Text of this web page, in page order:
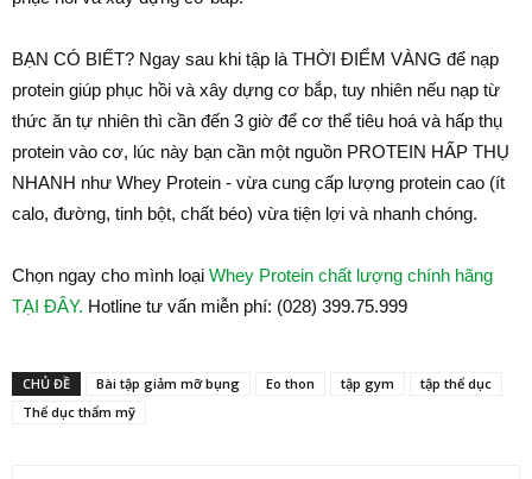
BẠN CÓ BIẾT? Ngay sau khi tập là THỜI ĐIỂM VÀNG để nạp
protein giúp phục hồi và xây dựng cơ bắp, tuy nhiên nếu nạp từ
thức ăn tự nhiên thì cần đến 3 giờ để cơ thể tiêu hoá và hấp thụ
protein vào cơ, lúc này bạn cần một nguồn PROTEIN HẤP THỤ
NHANH như Whey Protein - vừa cung cấp lượng protein cao (ít
calo, đường, tinh bột, chất béo) vừa tiện lợi và nhanh chóng.
Chọn ngay cho mình loại Whey Protein chất lượng chính hãng
TẠI ĐÂY. Hotline tư vấn miễn phí: (028) 399.75.999
CHỦ ĐỀ Bài tập giảm mỡ bụng Eo thon tập gym
tập thể dục
Thể dục thẩm mỹ